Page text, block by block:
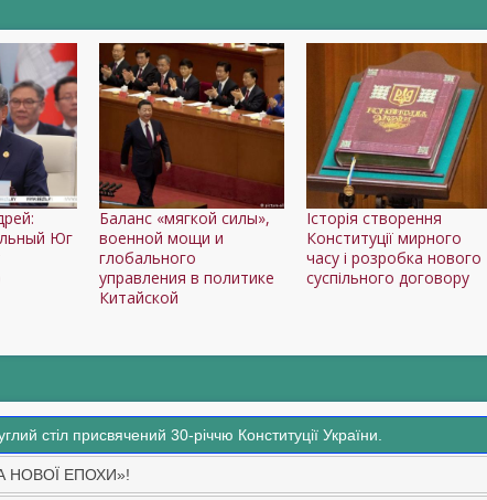
Юг
Баланс «мягкой силы»,
военной мощи и
глобального
управления в политике
Китайской
Історія створення
Конституції мирного
часу і розробка нового
суспільного договору
стіл присвячений 30-річчю Конституції України.
НОВОЇ ЕПОХИ»!